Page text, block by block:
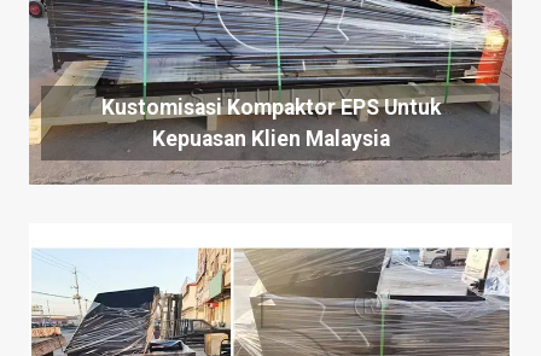
Kustomisasi Kompaktor EPS Untuk
Kepuasan Klien Malaysia